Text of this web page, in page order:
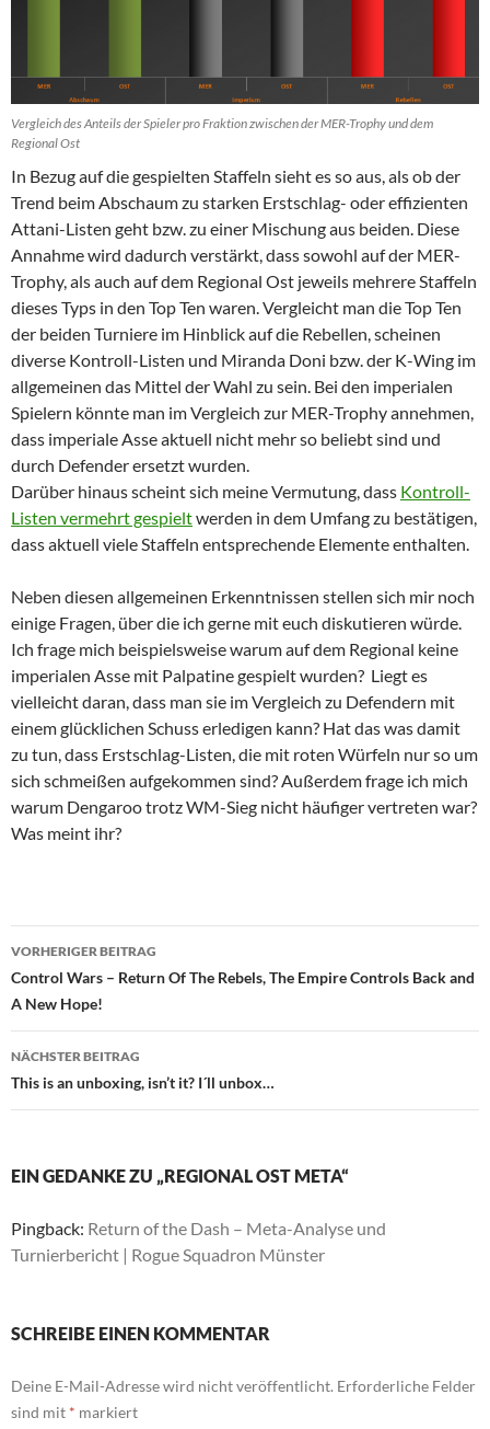
Vergleich des Anteils der Spieler pro Fraktion zwischen der MER-Trophy und dem
Regional Ost
In Bezug auf die gespielten Staffeln sieht es so aus, als ob der
Trend beim Abschaum zu starken Erstschlag- oder effizienten
Attani-Listen geht bzw. zu einer Mischung aus beiden. Diese
Annahme wird dadurch verstärkt, dass sowohl auf der MER-
Trophy, als auch auf dem Regional Ost jeweils mehrere Staffeln
dieses Typs in den Top Ten waren. Vergleicht man die Top Ten
der beiden Turniere im Hinblick auf die Rebellen, scheinen
diverse Kontroll-Listen und Miranda Doni bzw. der K-Wing im
allgemeinen das Mittel der Wahl zu sein. Bei den imperialen
Spielern könnte man im Vergleich zur MER-Trophy annehmen,
dass imperiale Asse aktuell nicht mehr so beliebt sind und
durch Defender ersetzt wurden.
Darüber hinaus scheint sich meine Vermutung, dass Kontroll-
Listen vermehrt gespieltwerden in dem Umfang zu bestätigen,
dass aktuell viele Staffeln entsprechende Elemente enthalten.
Neben diesen allgemeinen Erkenntnissen stellen sich mir noch
einige Fragen, über die ich gerne mit euch diskutieren würde.
Ich frage mich beispielsweise warum auf dem Regional keine
imperialen Asse mit Palpatine gespielt wurden? Liegt es
vielleicht daran, dass man sie im Vergleich zu Defendern mit
einem glücklichen Schuss erledigen kann? Hat das was damit
zu tun, dass Erstschlag-Listen, die mit roten Würfeln nur so um
sich schmeißen aufgekommen sind? Außerdem frage ich mich
warum Dengaroo trotz WM-Sieg nicht häufiger vertreten war?
Was meint ihr?
Beitragsnavigation
VORHERIGER BEITRAG
Control Wars – Return Of The Rebels, The Empire Controls Back and
A New Hope!
NÄCHSTER BEITRAG
This is an unboxing, isn’t it? I´ll unbox…
EIN GEDANKE ZU „REGIONAL OST META“
Pingback: Return of the Dash – Meta-Analyse und
Turnierbericht | Rogue Squadron Münster
SCHREIBE EINEN KOMMENTAR
Deine E-Mail-Adresse wird nicht veröffentlicht. Erforderliche Felder
sind mit * markiert